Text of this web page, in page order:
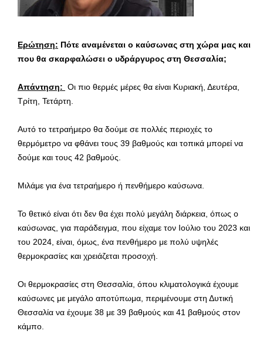
Ερώτηση: Πότε αναμένεται ο καύσωνας στη χώρα μας και
που θα σκαρφαλώσει ο υδράργυρος στη Θεσσαλία;
Απάντηση: Οι πιο θερμές μέρες θα είναι Κυριακή, Δευτέρα,
Τρίτη, Τετάρτη.
Αυτό το τετραήμερο θα δούμε σε πολλές περιοχές το
θερμόμετρο να φθάνει τους 39 βαθμούς και τοπικά μπορεί να
δούμε και τους 42 βαθμούς.
Μιλάμε για ένα τετραήμερο ή πενθήμερο καύσωνα.
Το θετικό είναι ότι δεν θα έχει πολύ μεγάλη διάρκεια, όπως ο
καύσωνας, για παράδειγμα, που είχαμε τον Ιούλιο του 2023 και
του 2024, είναι, όμως, ένα πενθήμερο με πολύ υψηλές
θερμοκρασίες και χρειάζεται προσοχή.
Οι θερμοκρασίες στη Θεσσαλία, όπου κλιματολογικά έχουμε
καύσωνες με μεγάλο αποτύπωμα, περιμένουμε στη Δυτική
Θεσσαλία να έχουμε 38 με 39 βαθμούς και 41 βαθμούς στον
κάμπο.